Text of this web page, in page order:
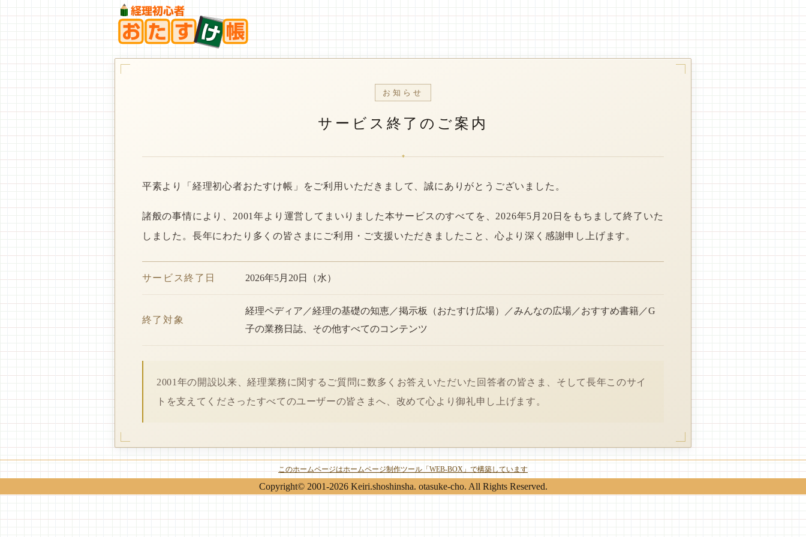
お知らせ
サービス終了のご案内
*
平素より「経理初心者おたすけ帳」をご利用いただきまして、誠にありがとうございました。
諸般の事情により、2001年より運営してまいりました本サービスのすべてを、2026年5月20日をもちまして終了いた
しました。長年にわたり多くの皆さまにご利用・ご支援いただきましたこと、心より深く感謝申し上げます。
サービス終了日 2026年5月20日（水）
終了対象
経理ペディア／経理の基礎の知恵／掲示板（おたすけ広場）／みんなの広場／おすすめ書籍／G
子の業務日誌、その他すべてのコンテンツ
2001年の開設以来、経理業務に関するご質問に数多くお答えいただいた回答者の皆さま、そして長年このサイ
トを支えてくださったすべてのユーザーの皆さまへ、改めて心より御礼申し上げます。
このホームページはホームページ制作ツール「WEB-BOX」で構築しています
Copyright© 2001-2026 Keiri.shoshinsha. otasuke-cho. All Rights Reserved.